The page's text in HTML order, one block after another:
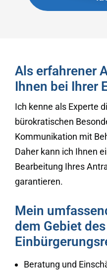
Als erfahrener
Ihnen bei Ihrer
Ich kenne als Experte
bürokratischen
Kommunikation mit
Daher kann ich Ihnen
Bearbeitung Ihres
garantieren.
Mein
dem Gebiet des
Beratung und